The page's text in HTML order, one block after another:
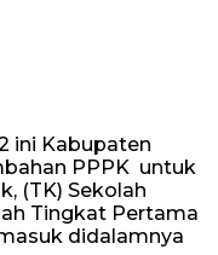
ini Kabupaten
PPPK untuk
(TK) Sekolah
Tingkat Pertama
didalamnya